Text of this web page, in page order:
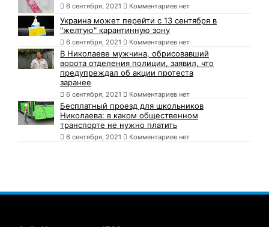
6 сентября, 2021 Комментариев нет
Украина может перейти с 13 сентября в
"желтую" карантинную зону
6 сентября, 2021 Комментариев нет
В Николаеве мужчина, обрисовавший
ворота отделения полиции, заявил, что
предупреждал об акции протеста
заранее
6 сентября, 2021 Комментариев нет
Бесплатный проезд для школьников
Николаева: в каком общественном
транспорте не нужно платить
6 сентября, 2021 Комментариев нет